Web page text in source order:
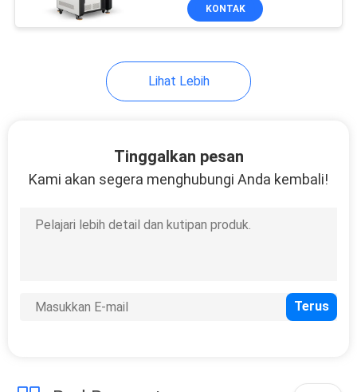
KONTAK
Lihat Lebih
Tinggalkan pesan
Kami akan segera menghubungi Anda kembali!